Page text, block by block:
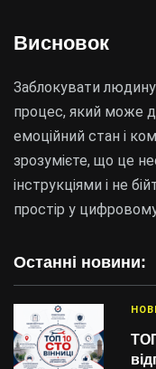
Останні новини:
Висновок
Заблокувати
процес, який може
емоційний стан і
зрозумієте, що це
інструкціями і не
простір у цифровому